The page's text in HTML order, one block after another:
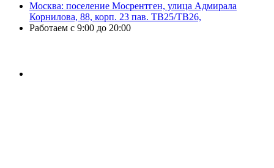
Москва: поселение Мосрентген, улица Адмирала
Корнилова, 88, корп. 23 пав. ТВ25/ТВ26,
Работаем с 9:00 до 20:00